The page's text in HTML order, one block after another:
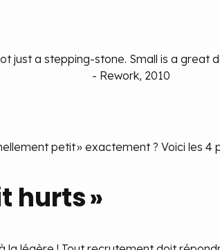
just a stepping-stone. Small is a great
- Rework, 2010
petit » exactement ? Voici les 4
hurts »